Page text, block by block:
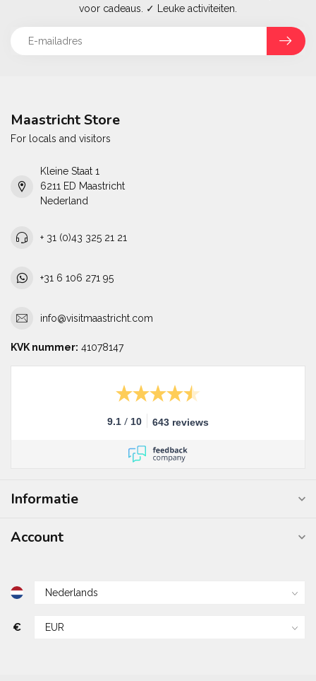
voor cadeaus. ✓ Leuke activiteiten.
Maastricht Store
For locals and visitors
Kleine Staat 1
6211 ED Maastricht
Nederland
+ 31 (0)43 325 21 21
+31 6 106 271 95
info@visitmaastricht.com
KVK nummer: 41078147
9.1 / 10 643 reviews
Informatie
Account
€